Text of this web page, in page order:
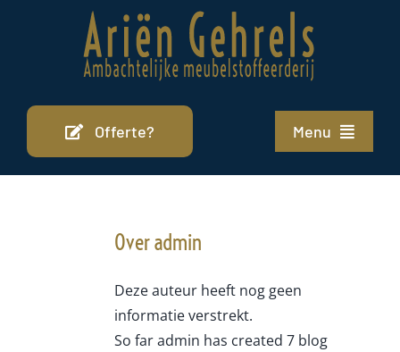
Offerte? Menu
Home
Cursus
Overadmin
Deze auteur heeft nog geen
informatie verstrekt.
So far admin has created 7 blog